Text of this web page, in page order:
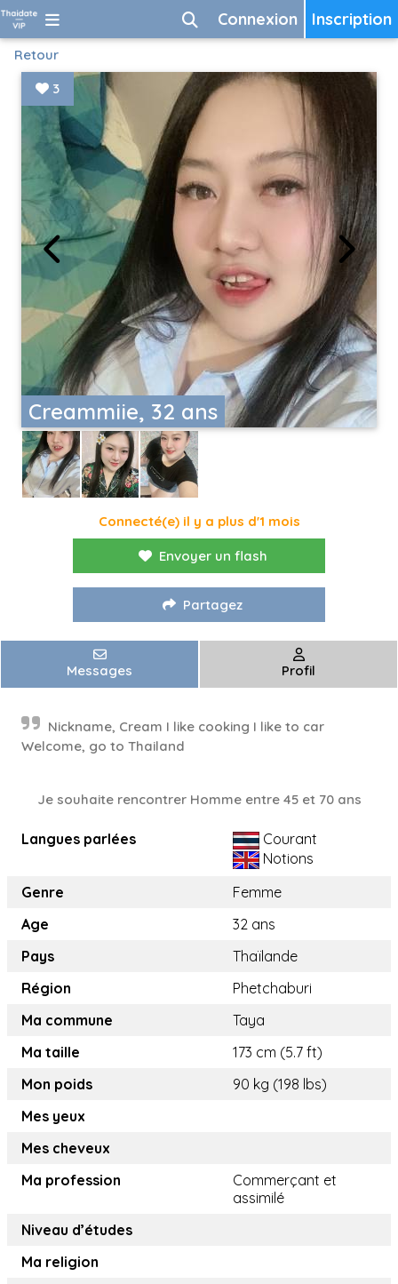
Inscription
Connexion
Retour
Creammiie, 32 ans
3
Connecté(e) il y a plus d'1 mois
Envoyer un flash
Partagez
Messages Profil
Nickname, Cream I like cooking I like to car
Welcome, go to Thailand
Je souhaite rencontrer Homme entre 45 et 70 ans
Langues parlées
Courant
Notions
Genre
Femme
Age
32 ans
Pays
Thaïlande
Région
Phetchaburi
Ma commune
Taya
Ma taille
173 cm (5.7 ft)
Mon poids
90 kg (198 lbs)
Mes yeux
Mes cheveux
Ma profession
Commerçant et
assimilé
Niveau d’études
Ma religion